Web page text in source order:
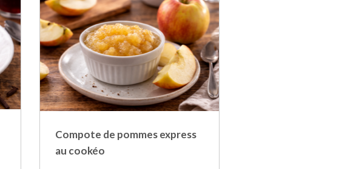
Compote de pommes express
au cookéo